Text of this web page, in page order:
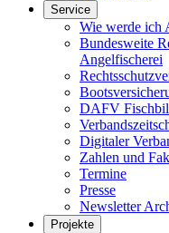
Service
Wie werde ich
Bundesweite
Angelfischerei
DAFV
Digitaler
Zahlen und
Termine
Presse
Newsletter
Projekte